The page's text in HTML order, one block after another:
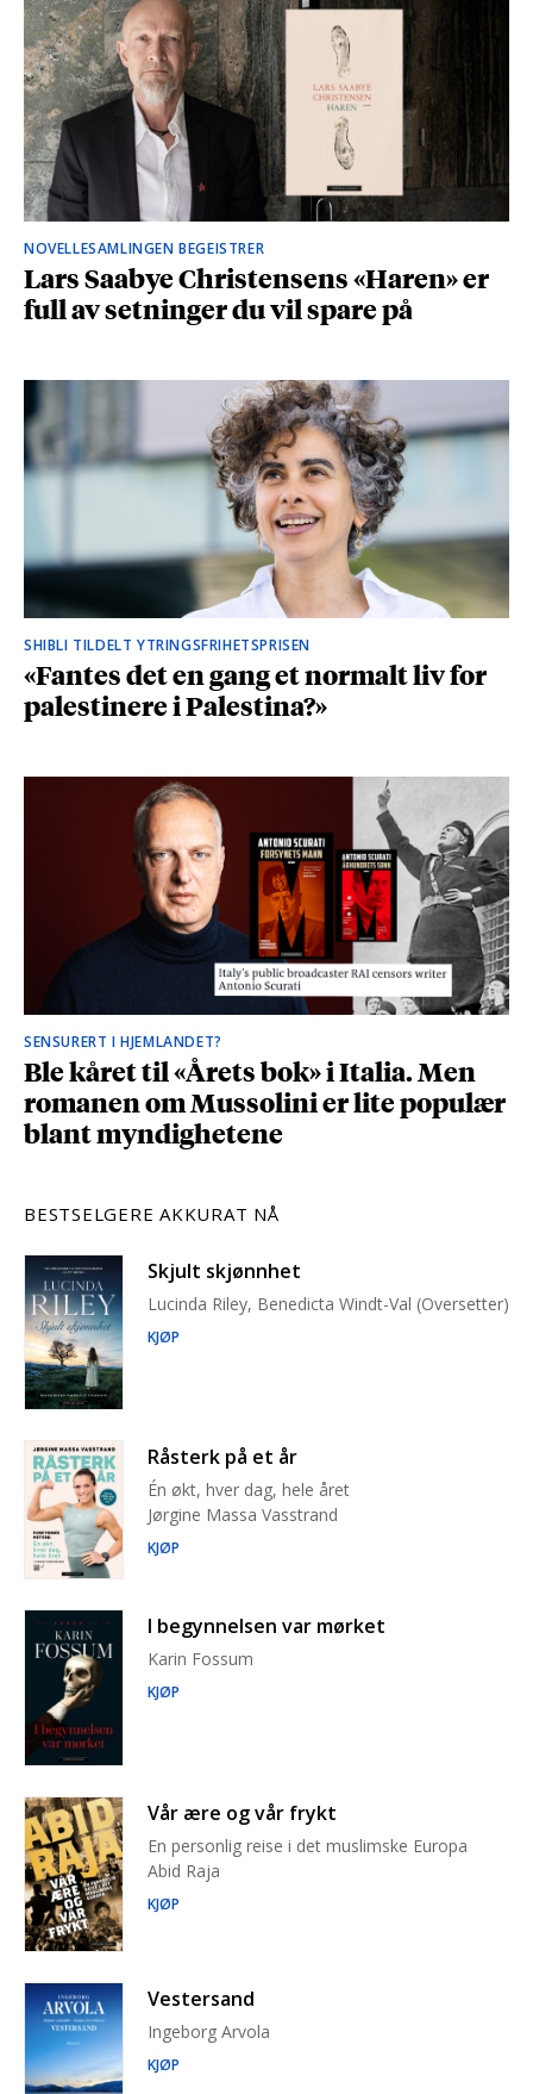
NOVELLESAMLINGEN BEGEISTRER
Lars Saabye Christensens «Haren» er
full av setninger du vil spare på
SHIBLI TILDELT YTRINGSFRIHETSPRISEN
«Fantes det en gang et normalt liv for
palestinere i Palestina?»
SENSURERT I HJEMLANDET?
Ble kåret til «Årets bok» i Italia. Men
romanen om Mussolini er lite populær
blant myndighetene
BESTSELGERE AKKURAT NÅ
Skjult skjønnhet
Lucinda Riley, Benedicta Windt-Val (Oversetter)
KJØP
Råsterk på et år
Én økt, hver dag, hele året
Jørgine Massa Vasstrand
KJØP
I begynnelsen var mørket
Karin Fossum
KJØP
Vår ære og vår frykt
En personlig reise i det muslimske Europa
Abid Raja
KJØP
Vestersand
Ingeborg Arvola
KJØP